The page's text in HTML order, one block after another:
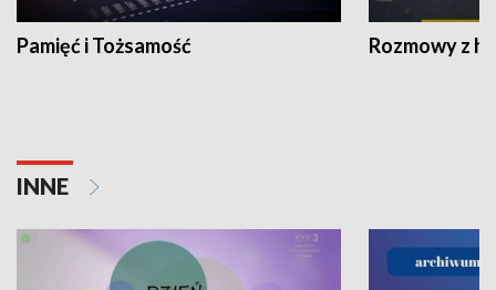
Pamięć i Tożsamość Rozmowy z
INNE